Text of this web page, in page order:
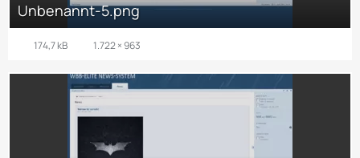
Unbenannt-5.png
174,7 kB 1.722 × 963